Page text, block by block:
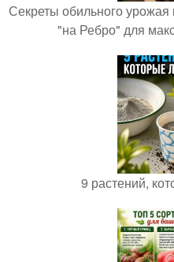
Секреты обильного
"на Ребро" для
9 растений,